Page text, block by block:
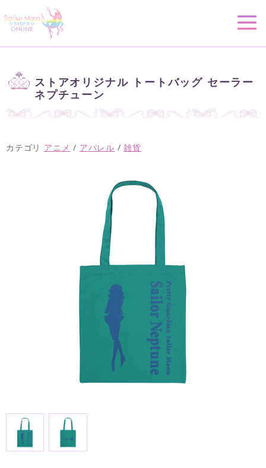
ストアオリジナル トートバッグ セーラー
ネプチューン
カテゴリ アニメ / アパレル /雑貨